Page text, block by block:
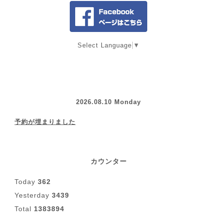
Select Language ▼
2026.08.10 Monday
予約が埋まりました
カウンター
Today 362
Yesterday 3439
Total 1383894